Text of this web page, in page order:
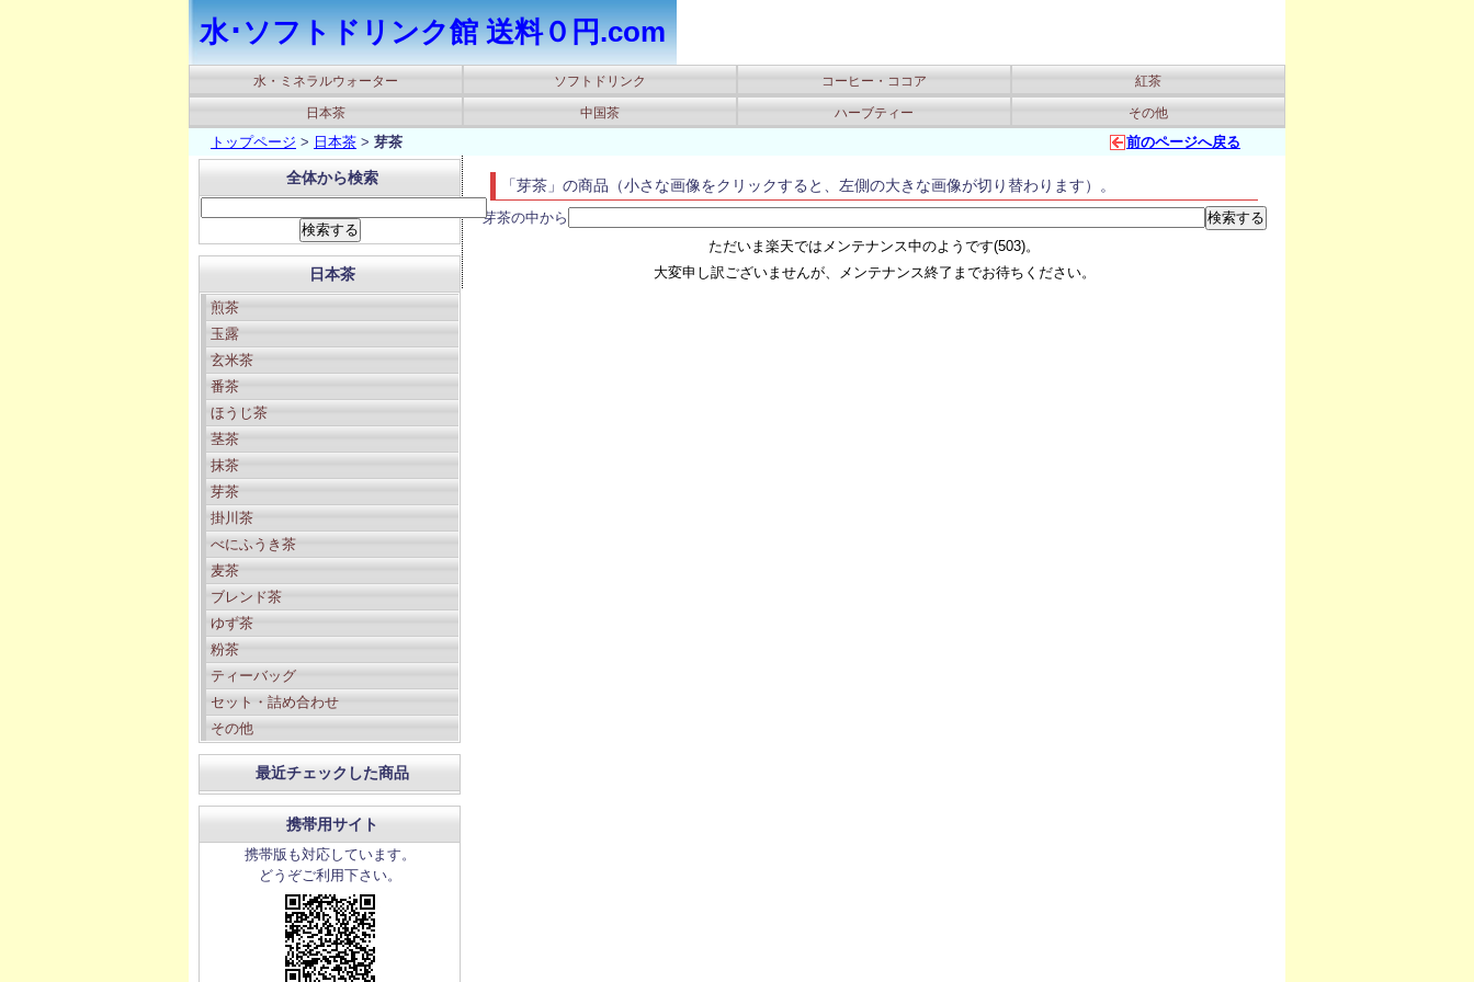
水･ソフトドリンク館 送料０円.com
水・ミネラルウォーター ソフトドリンク コーヒー・ココア 紅茶
日本茶 中国茶 ハーブティー その他
トップページ > 日本茶 > 芽茶 前のページへ戻る
「芽茶」の商品（小さな画像をクリックすると、左側の大きな画像が切り替わります）。
芽茶の中から
ただいま楽天ではメンテナンス中のようです(503)。
大変申し訳ございませんが、メンテナンス終了までお待ちください。
全体から検索
日本茶
煎茶
玉露
玄米茶
番茶
ほうじ茶
茎茶
抹茶
芽茶
掛川茶
べにふうき茶
麦茶
ブレンド茶
ゆず茶
粉茶
ティーバッグ
セット・詰め合わせ
その他
最近チェックした商品
携帯用サイト
携帯版も対応しています。
どうぞご利用下さい。